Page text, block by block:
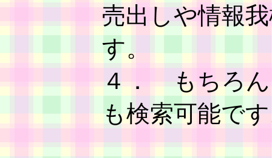
売出しや情報
４． もちろん
も検索可能で